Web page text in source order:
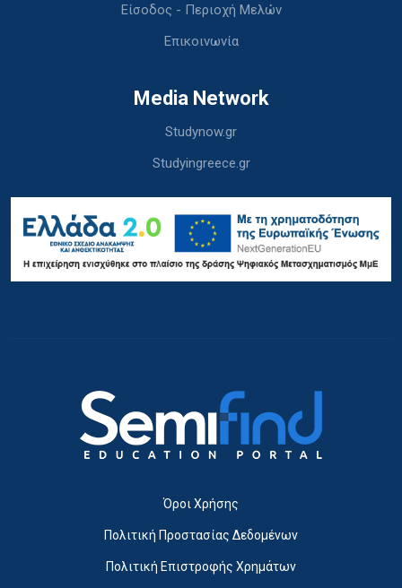
Είσοδος - Περιοχή Μελών
Επικοινωνία
Media Network
Studynow.gr
Studyingreece.gr
Όροι Χρήσης
Πολιτική Προστασίας Δεδομένων
Πολιτική Επιστροφής Χρημάτων